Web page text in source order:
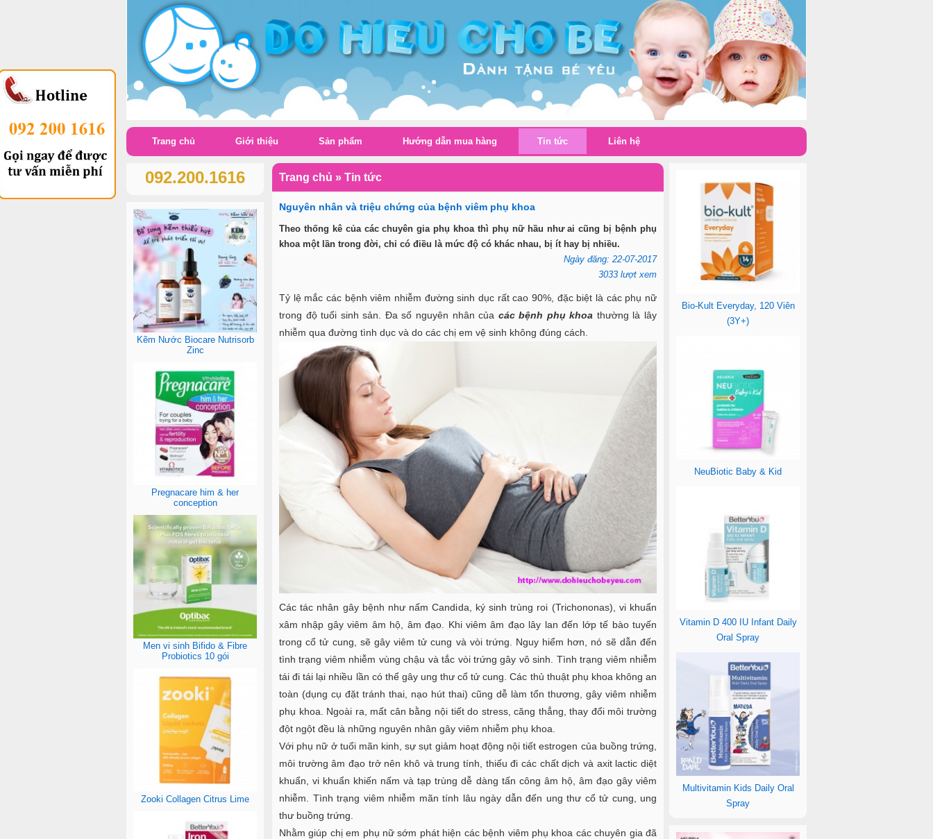
Nguyên nhân và triệu chứng của bệnh viêm phụ khoa
Theo thống kê của các chuyên gia phụ khoa thì phụ nữ hầu như ai cũng bị bệnh phụ
khoa một lần trong đời, chỉ có điều là mức độ có khác nhau, bị ít hay bị nhiều.
Ngày đăng: 22-07-2017
3033 lượt xem
Tỷ lệ mắc các bệnh viêm nhiễm đường sinh dục rất cao 90%, đặc biệt là các phụ nữ
trong độ tuổi sinh sản. Đa số nguyên nhân của các bệnh phụ khoa thường là lây
nhiễm qua đường tình dục và do các chị em vệ sinh không đúng cách.
Các tác nhân gây bệnh như nấm Candida, ký sinh trùng roi (Trichononas), vi khuẩn
xâm nhập gây viêm âm hộ, âm đạo. Khi viêm âm đạo lây lan đến lớp tế bào tuyến
trong cổ tử cung, sẽ gây viêm tử cung và vòi trứng. Nguy hiểm hơn, nó sẽ dẫn đến
tình trạng viêm nhiễm vùng chậu và tắc vòi trứng gây vô sinh. Tình trạng viêm nhiễm
tái đi tái lại nhiều lần có thể gây ung thư cổ tử cung. Các thủ thuật phụ khoa không an
toàn (dụng cụ đặt tránh thai, nạo hút thai) cũng dễ làm tổn thương, gây viêm nhiễm
phụ khoa. Ngoài ra, mất cân bằng nội tiết do stress, căng thẳng, thay đổi môi trường
đột ngột đều là những nguyên nhân gây viêm nhiễm phụ khoa.
Với phụ nữ ở tuổi mãn kinh, sự sụt giảm hoạt động nội tiết estrogen của buồng trứng,
môi trường âm đạo trở nên khô và trung tính, thiếu đi các chất dịch và axit lactic diệt
khuẩn, vi khuẩn khiến nấm và tạp trùng dễ dàng tấn công âm hộ, âm đạo gây viêm
nhiễm. Tình trạng viêm nhiễm mãn tính lâu ngày dẫn đến ung thư cổ tử cung, ung
thư buồng trứng.
Nhằm giúp chị em phụ nữ sớm phát hiện các bệnh viêm phụ khoa các chuyên gia đã
Trang chủ » Tin tức
Bio-Kult Everyday, 120 Viên
(3Y+)
NeuBiotic Baby & Kid
Vitamin D 400 IU Infant Daily
Oral Spray
Multivitamin Kids Daily Oral
Spray
092.200.1616
Kẽm Nước Biocare Nutrisorb
Zinc
Pregnacare him & her
conception
Men vi sinh Bifido & Fibre
Probiotics 10 gói
Zooki Collagen Citrus Lime
Trang chủ Giới thiệu Sản phẩm Hướng dẫn mua hàng Tin tức Liên hệ